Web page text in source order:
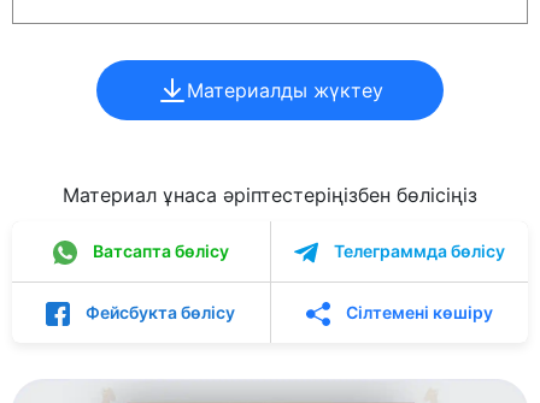
Материалды жүктеу
Материал ұнаса әріптестеріңізбен бөлісіңіз
Ватсапта бөлісу Телеграммда бөлісу
Фейсбукта бөлісу Сілтемені көшіру